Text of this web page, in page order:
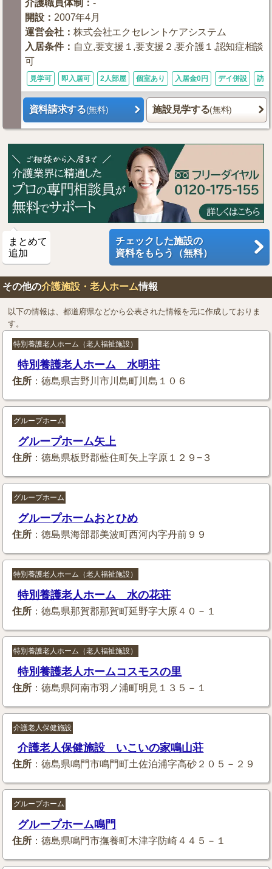
介護職員体制 ：-
開設 ： 2007年4月
運営会社 ：株式会社エクセレントケアシステム
入居条件： 自立,要支援１,要支援２,要介護１,認知症相談
可
見学可 即入居可 2人部屋 個室あり 入居金0円 デイ併設 訪
資料請求する(無料) 施設見学する(無料)
まとめて
追加
チェックした施設の
資料をもらう（無料）
その他の介護施設・老人ホーム情報
以下の情報は、都道府県などから公表された情報を元に作成しておりま
す。
特別養護老人ホーム（老人福祉施設）
特別養護老人ホーム 水明荘
住所 ：徳島県吉野川市川島町川島１０６
グループホーム
グループホーム矢上
住所 ：徳島県板野郡藍住町矢上字原１２９−３
グループホーム
グループホームおとひめ
住所 ：徳島県海部郡美波町西河内字丹前９９
特別養護老人ホーム（老人福祉施設）
特別養護老人ホーム 水の花荘
住所 ：徳島県那賀郡那賀町延野字大原４０－１
特別養護老人ホーム（老人福祉施設）
特別養護老人ホームコスモスの里
住所 ：徳島県阿南市羽ノ浦町明見１３５－１
介護老人保健施設
介護老人保健施設 いこいの家鳴山荘
住所 ：徳島県鳴門市鳴門町土佐泊浦字高砂２０５－２９
グループホーム
グループホーム鳴門
住所 ：徳島県鳴門市撫養町木津字防崎４４５－１